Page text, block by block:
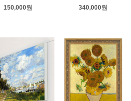
150,000원
340,000원